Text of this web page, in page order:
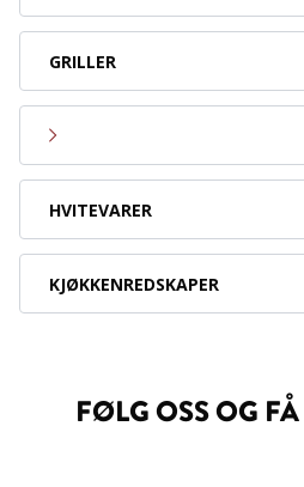
GRILLER
HVITEVARER
KJØKKENREDSKAPER
FØLG OSS OG